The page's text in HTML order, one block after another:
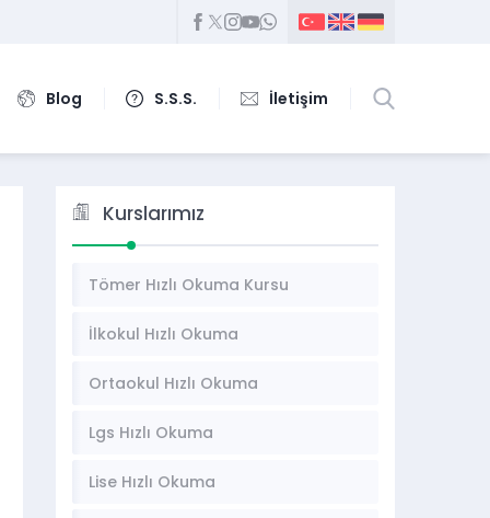
Blog S.S.S. İletişim
Kurslarımız
Tömer Hızlı Okuma Kursu
İlkokul Hızlı Okuma
Ortaokul Hızlı Okuma
Lgs Hızlı Okuma
Lise Hızlı Okuma